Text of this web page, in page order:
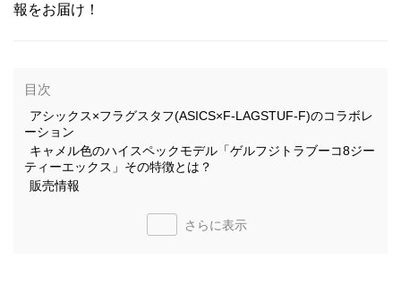
報をお届け！
目次
アシックス×フラグスタフ(ASICS×F-LAGSTUF-F)のコラボレ
ーション
キャメル色のハイスペックモデル「ゲルフジトラブーコ8ジー
ティーエックス」その特徴とは？
販売情報
さらに表示